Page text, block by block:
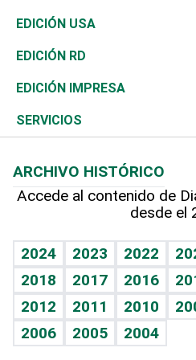
Reportajes
África
Ocenanía
Caribe
Resto del mundo
Vivienda
Telecom.
Global y variable
Economía personal
Buena Vida
Sociales
Novedades
Podcast Arte Libre
Hablando con el pediatra
Vida y familia
Eñe
Celebrando la vida
Sin complejos
Ciclismo
Tenis
Olimpismo
Más deportes
Línea de hit
TBT Deportivo
En Directo
El Espía
Noticiero Poteleche
Columnistas
Más firmas
Tecnología
Historia
Martes de tecnología
Cambio climático
Economía
Revista
Deportes
Opinión
Hecho en casa
Guía del dinero
EDICIÓN USA
EDICIÓN RD
EDICIÓN IMPRESA
SERVICIOS
Cumpleaños
Horóscopos
Crucigramas
ARCHIVO HISTÓRICO
Accede al contenido de
desde el
2024 2023 2022
2018
2017 2016
2012
2011 2010
2006
2005 2004